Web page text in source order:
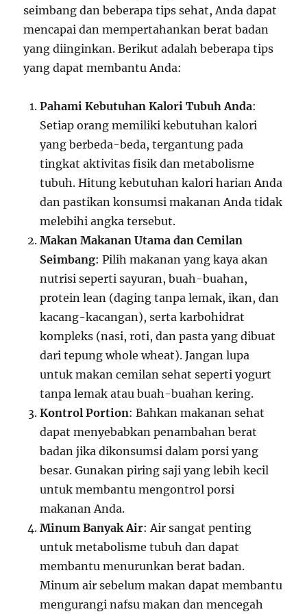
seimbang dan beberapa tips sehat, Anda dapat
mencapai dan mempertahankan berat badan
yang diinginkan. Berikut adalah beberapa tips
yang dapat membantu Anda:
Pahami Kebutuhan Kalori Tubuh Anda:
Setiap orang memiliki kebutuhan kalori
yang berbeda-beda, tergantung pada
tingkat aktivitas fisik dan metabolisme
tubuh. Hitung kebutuhan kalori harian Anda
dan pastikan konsumsi makanan Anda tidak
melebihi angka tersebut.
Makan Makanan Utama dan Cemilan
Seimbang: Pilih makanan yang kaya akan
nutrisi seperti sayuran, buah-buahan,
protein lean (daging tanpa lemak, ikan, dan
kacang-kacangan), serta karbohidrat
kompleks (nasi, roti, dan pasta yang dibuat
dari tepung whole wheat). Jangan lupa
untuk makan cemilan sehat seperti yogurt
tanpa lemak atau buah-buahan kering.
Kontrol Portion: Bahkan makanan sehat
dapat menyebabkan penambahan berat
badan jika dikonsumsi dalam porsi yang
besar. Gunakan piring saji yang lebih kecil
untuk membantu mengontrol porsi
makanan Anda.
Minum Banyak Air: Air sangat penting
untuk metabolisme tubuh dan dapat
membantu menurunkan berat badan.
Minum air sebelum makan dapat membantu
mengurangi nafsu makan dan mencegah